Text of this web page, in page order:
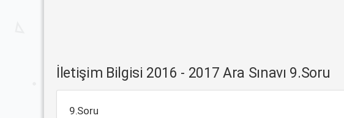
İletişim Bilgisi 2016 - 2017 Ara Sınavı 9.Soru
9.Soru